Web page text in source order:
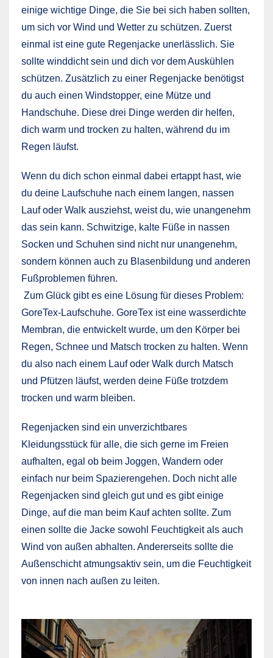
einige wichtige Dinge, die Sie bei sich haben sollten,
um sich vor Wind und Wetter zu schützen. Zuerst
einmal ist eine gute Regenjacke unerlässlich. Sie
sollte winddicht sein und dich vor dem Auskühlen
schützen. Zusätzlich zu einer Regenjacke benötigst
du auch einen Windstopper, eine Mütze und
Handschuhe. Diese drei Dinge werden dir helfen,
dich warm und trocken zu halten, während du im
Regen läufst.
Wenn du dich schon einmal dabei ertappt hast, wie
du deine Laufschuhe nach einem langen, nassen
Lauf oder Walk ausziehst, weist du, wie unangenehm
das sein kann. Schwitzige, kalte Füße in nassen
Socken und Schuhen sind nicht nur unangenehm,
sondern können auch zu Blasenbildung und anderen
Fußproblemen führen.
Zum Glück gibt es eine Lösung für dieses Problem:
GoreTex-Laufschuhe. GoreTex ist eine wasserdichte
Membran, die entwickelt wurde, um den Körper bei
Regen, Schnee und Matsch trocken zu halten. Wenn
du also nach einem Lauf oder Walk durch Matsch
und Pfützen läufst, werden deine Füße trotzdem
trocken und warm bleiben.
Regenjacken sind ein unverzichtbares
Kleidungsstück für alle, die sich gerne im Freien
aufhalten, egal ob beim Joggen, Wandern oder
einfach nur beim Spazierengehen. Doch nicht alle
Regenjacken sind gleich gut und es gibt einige
Dinge, auf die man beim Kauf achten sollte. Zum
einen sollte die Jacke sowohl Feuchtigkeit als auch
Wind von außen abhalten. Andererseits sollte die
Außenschicht atmungsaktiv sein, um die Feuchtigkeit
von innen nach außen zu leiten.